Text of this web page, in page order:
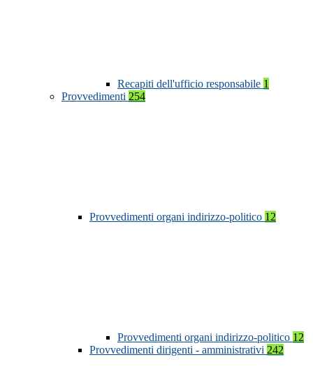
Recapiti dell'ufficio responsabile 1
Provvedimenti 254
Provvedimenti organi indirizzo-politico 12
Provvedimenti organi indirizzo-politico 12
Provvedimenti dirigenti - amministrativi 242